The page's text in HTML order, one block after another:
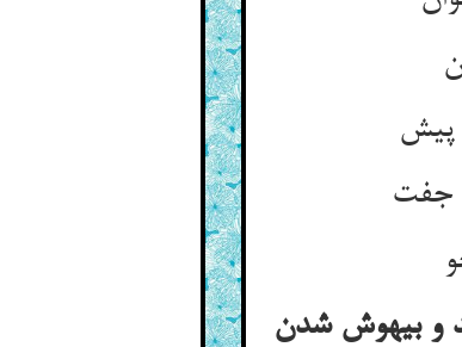
و بیهوش شدن